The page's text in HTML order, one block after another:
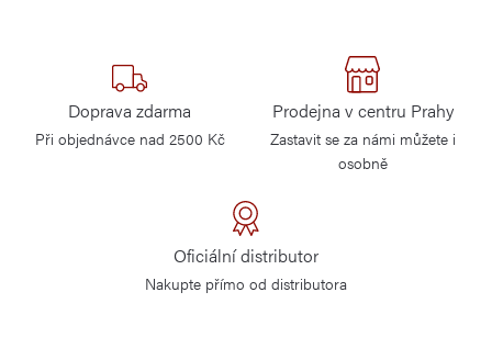
Doprava zdarma
Při objednávce nad 2500 Kč
Prodejna v centru Prahy
Zastavit se za námi můžete i
osobně
Oficiální distributor
Nakupte přímo od distributora